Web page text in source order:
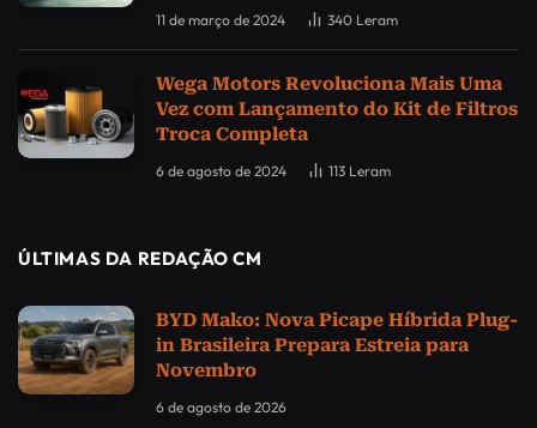
11 de março de 2024 340 Leram
Wega Motors Revoluciona Mais Uma
Vez com Lançamento do Kit de Filtros
Troca Completa
6 de agosto de 2024 113 Leram
ÚLTIMAS DA REDAÇÃO CM
BYD Mako: Nova Picape Híbrida Plug-
in Brasileira Prepara Estreia para
Novembro
6 de agosto de 2026